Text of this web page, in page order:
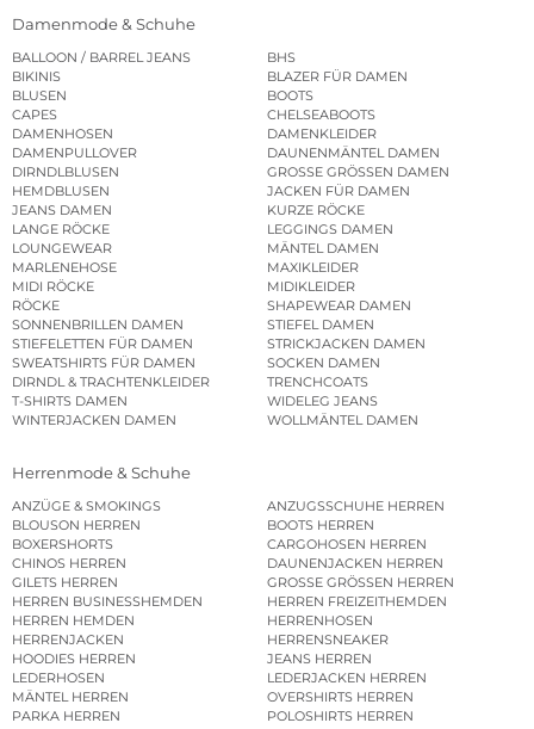
Damenmode & Schuhe
BALLOON / BARREL JEANS
BHS
BIKINIS
BLAZER FÜR DAMEN
BLUSEN
BOOTS
CAPES
CHELSEABOOTS
DAMENHOSEN
DAMENKLEIDER
DAMENPULLOVER
DAUNENMÄNTEL DAMEN
DIRNDLBLUSEN
GROSSE GRÖSSEN DAMEN
HEMDBLUSEN
JACKEN FÜR DAMEN
JEANS DAMEN
KURZE RÖCKE
LANGE RÖCKE
LEGGINGS DAMEN
LOUNGEWEAR
MÄNTEL DAMEN
MARLENEHOSE
MAXIKLEIDER
MIDI RÖCKE
MIDIKLEIDER
RÖCKE
SHAPEWEAR DAMEN
SONNENBRILLEN DAMEN
STIEFEL DAMEN
STIEFELETTEN FÜR DAMEN
STRICKJACKEN DAMEN
SWEATSHIRTS FÜR DAMEN
SOCKEN DAMEN
DIRNDL & TRACHTENKLEIDER
TRENCHCOATS
T-SHIRTS DAMEN
WIDELEG JEANS
WINTERJACKEN DAMEN
WOLLMÄNTEL DAMEN
Herrenmode & Schuhe
ANZÜGE & SMOKINGS
ANZUGSSCHUHE HERREN
BLOUSON HERREN
BOOTS HERREN
BOXERSHORTS
CARGOHOSEN HERREN
CHINOS HERREN
DAUNENJACKEN HERREN
GILETS HERREN
GROSSE GRÖSSEN HERREN
HERREN BUSINESSHEMDEN
HERREN FREIZEITHEMDEN
HERREN HEMDEN
HERRENHOSEN
HERRENJACKEN
HERRENSNEAKER
HOODIES HERREN
JEANS HERREN
LEDERHOSEN
LEDERJACKEN HERREN
MÄNTEL HERREN
OVERSHIRTS HERREN
PARKA HERREN
POLOSHIRTS HERREN